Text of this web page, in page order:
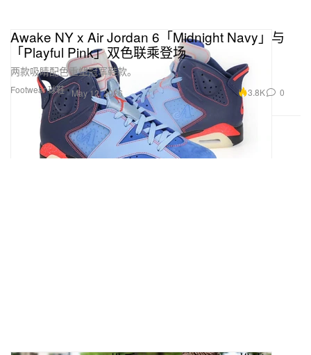
Footwear 球鞋
Awake NY x Air Jordan 6「Midnight Navy」与
「Playful Pink」双色联乘登场
两款吸睛配色重塑冠军鞋款。
May 12, 2026 3.8K 0